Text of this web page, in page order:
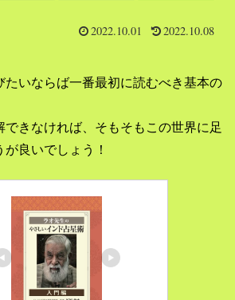
2022.10.01 2022.10.08
たいならば一番最初に読むべき基本の
できなければ、そもそもこの世界に足
良いでしょう！